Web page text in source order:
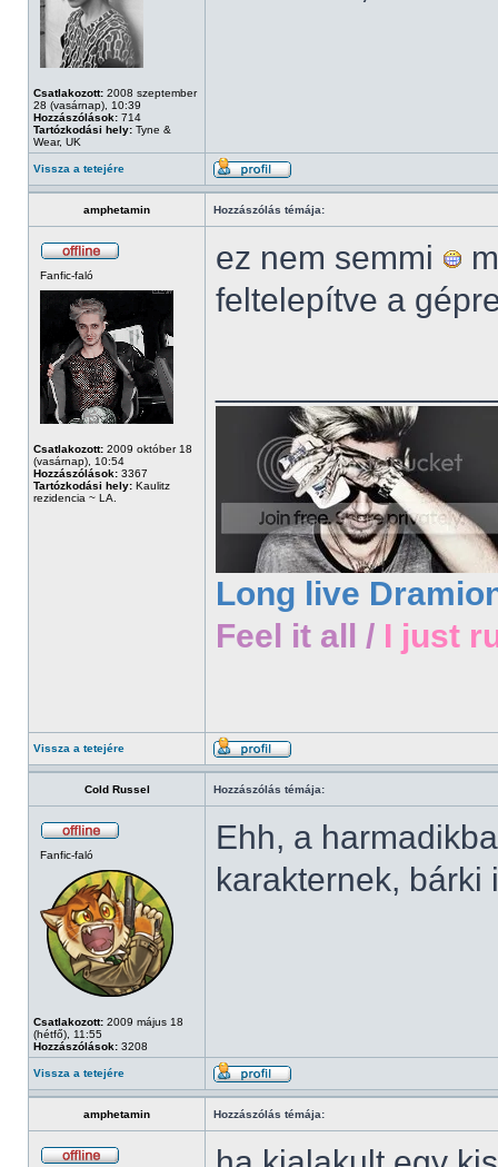
Csatlakozott: 2008 szeptember
28 (vasárnap), 10:39
Hozzászólások: 714
Tartózkodási hely: Tyne &
Wear, UK
Vissza a tetejére
amphetamin Hozzászólás témája:
Fanfic-faló
Csatlakozott: 2009 október 18
(vasárnap), 10:54
Hozzászólások: 3367
Tartózkodási hely: Kaulitz
rezidencia ~ LA.
ez nem semmi
feltelepítve a
Long live
Feel it all / I just
Vissza a tetejére
Cold Russel Hozzászólás témája:
Fanfic-faló
Csatlakozott: 2009 május 18
(hétfő), 11:55
Hozzászólások: 3208
Ehh, a
karakternek,
Vissza a tetejére
amphetamin Hozzászólás témája: